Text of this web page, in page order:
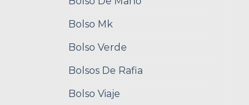
Bolso Mk
Bolso Verde
Bolsos De Rafia
Bolso Viaje